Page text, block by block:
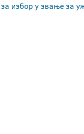
избор у звање за